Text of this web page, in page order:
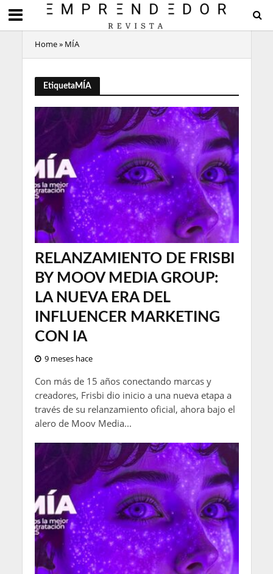
Home» MÍA
EtiquetaMÍA
RELANZAMIENTO DE FRISBI
BY MOOV MEDIA GROUP:
LA NUEVA ERA DEL
INFLUENCER MARKETING
CON IA
9 meses hace
Con más de 15 años conectando marcas y
creadores, Frisbi dio inicio a una nueva etapa a
través de su relanzamiento oficial, ahora bajo el
alero de Moov Media...